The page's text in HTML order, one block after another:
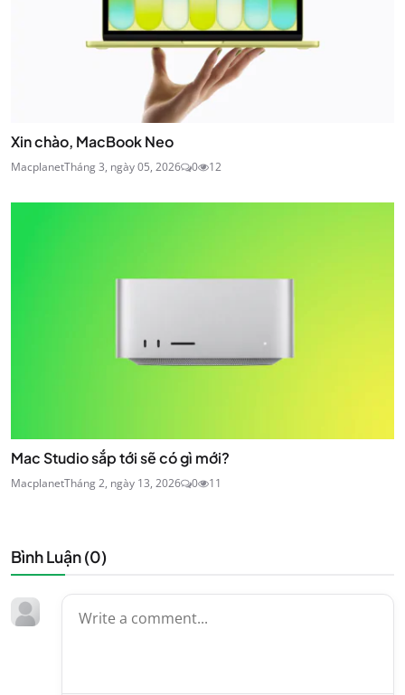
Xin chào, MacBook Neo
MacplanetTháng 3, ngày 05, 2026 0 12
Mac Studio sắp tới sẽ có gì mới?
MacplanetTháng 2, ngày 13, 2026 0 11
Bình Luận (0)